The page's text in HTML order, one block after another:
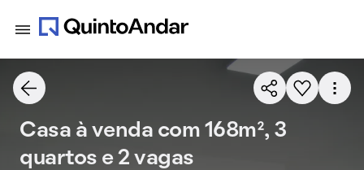
Casa à venda com 168m², 3
quartos e 2 vagas